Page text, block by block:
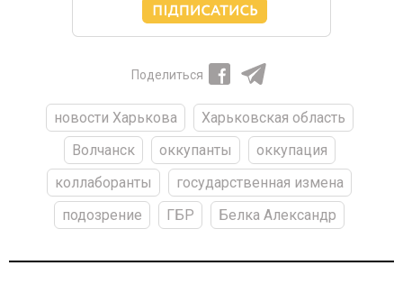
Поделиться
новости Харькова
Харьковская область
Волчанск
оккупанты
оккупация
коллаборанты
государственная измена
подозрение
ГБР Белка Александр